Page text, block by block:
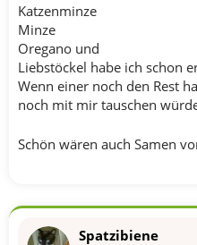
Katzenminze
Minze
Oregano und
Liebstöckel habe ich schon
Wenn einer noch den Rest
noch mit mir tauschen
Schön wären auch Samen
Spatzibiene